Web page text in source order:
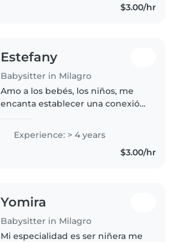
$3.00/hr
Estefany
Babysitter in Milagro
Amo a los bebés, los niños, me
encanta establecer una conexión
Ellos son la forma más pura en la
que puedo ver el amor de Dios
Experience: > 4 years
$3.00/hr
Yomira
Babysitter in Milagro
Mi especialidad es ser niñera me